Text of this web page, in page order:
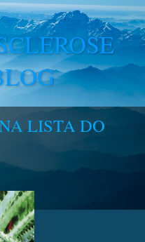
LISTA DO